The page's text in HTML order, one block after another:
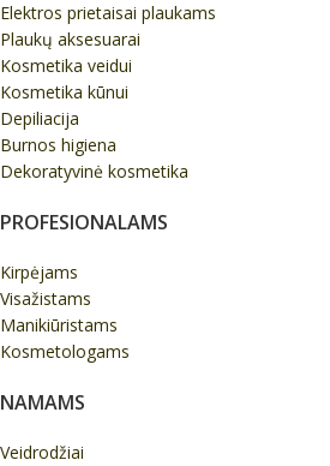
Elektros prietaisai plaukams
Plaukų aksesuarai
Kosmetika veidui
Kosmetika kūnui
Depiliacija
Burnos higiena
Dekoratyvinė kosmetika
PROFESIONALAMS
Kirpėjams
Visažistams
Manikiūristams
Kosmetologams
NAMAMS
Veidrodžiai